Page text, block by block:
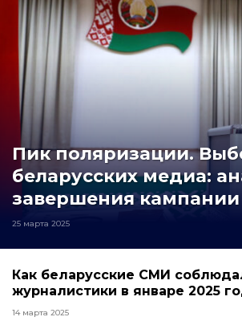
Пик поляризации.
беларусских медиа:
завершения кампании
25 марта 2025
Как беларусские СМИ
журналистики в январе 2025
14 марта 2025